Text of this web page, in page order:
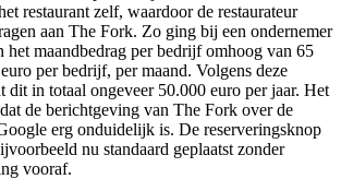
restaurant zelf, waardoor de restaurateur
aan The Fork. Zo ging bij een ondernemer
het maandbedrag per bedrijf omhoog van 65
per bedrijf, per maand. Volgens deze
dit in totaal ongeveer 50.000 euro per jaar. Het
de berichtgeving van The Fork over de
erg onduidelijk is. De reserveringsknop
nu standaard geplaatst zonder
vooraf.